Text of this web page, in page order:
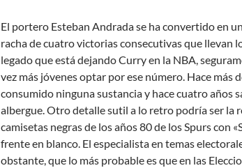
El portero Esteban Andrada se ha convertido en
racha de cuatro victorias consecutivas que llevan
legado que está dejando Curry en la NBA,
vez más jóvenes optar por ese número. Hace más
consumido ninguna sustancia y hace cuatro años
albergue. Otro detalle sutil a lo retro podría ser la
camisetas negras de los años 80 de los Spurs con
frente en blanco. El especialista en temas
obstante, que lo más probable es que en las